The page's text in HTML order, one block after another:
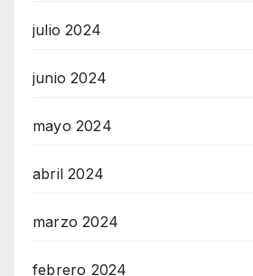
julio 2024
junio 2024
mayo 2024
abril 2024
marzo 2024
febrero 2024